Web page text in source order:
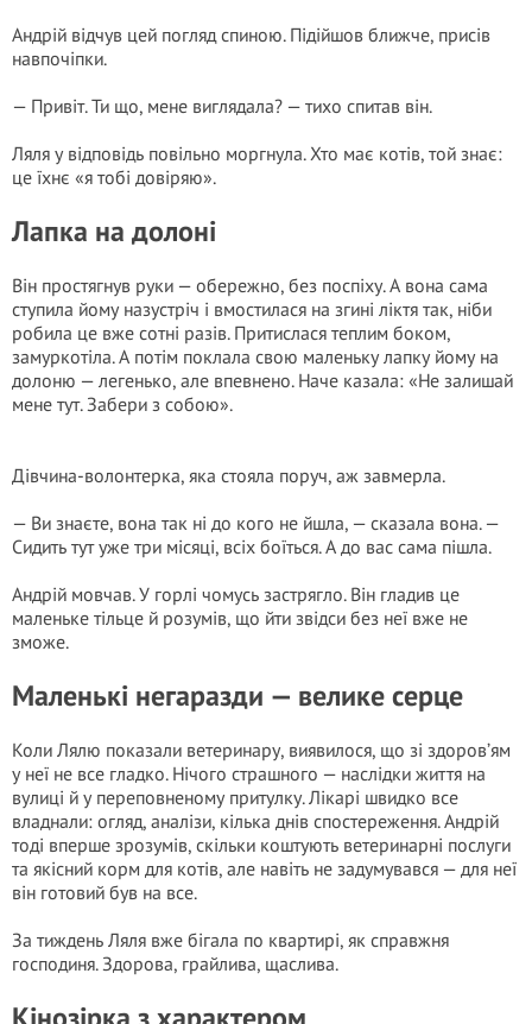
Андрій відчув цей погляд спиною. Підійшов ближче, присів
навпочіпки.
— Привіт. Ти що, мене виглядала? — тихо спитав він.
Ляля у відповідь повільно моргнула. Хто має котів, той знає:
це їхнє «я тобі довіряю».
Лапка на долоні
Він простягнув руки — обережно, без поспіху. А вона сама
ступила йому назустріч і вмостилася на згині ліктя так, ніби
робила це вже сотні разів. Притислася теплим боком,
замуркотіла. А потім поклала свою маленьку лапку йому на
долоню — легенько, але впевнено. Наче казала: «Не залишай
мене тут. Забери з собою».
Дівчина-волонтерка, яка стояла поруч, аж завмерла.
— Ви знаєте, вона так ні до кого не йшла, — сказала вона. —
Сидить тут уже три місяці, всіх боїться. А до вас сама пішла.
Андрій мовчав. У горлі чомусь застрягло. Він гладив це
маленьке тільце й розумів, що йти звідси без неї вже не
зможе.
Маленькі негаразди — велике серце
Коли Лялю показали ветеринару, виявилося, що зі здоров’ям
у неї не все гладко. Нічого страшного — наслідки життя на
вулиці й у переповненому притулку. Лікарі швидко все
владнали: огляд, аналізи, кілька днів спостереження. Андрій
тоді вперше зрозумів, скільки коштують ветеринарні послуги
та якісний корм для котів, але навіть не задумувався — для неї
він готовий був на все.
За тиждень Ляля вже бігала по квартирі, як справжня
господиня. Здорова, грайлива, щаслива.